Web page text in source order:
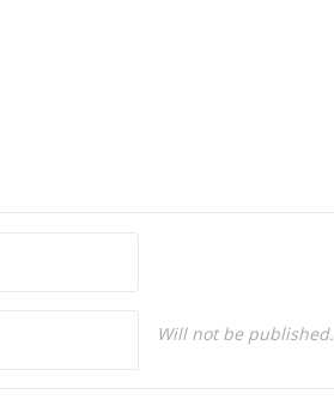
Will not be published.